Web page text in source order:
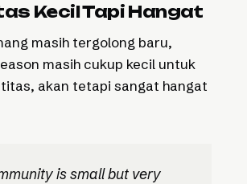
Kecil Tapi Hangat
masih tergolong baru,
masih cukup kecil untuk
akan tetapi sangat hangat
is small but very